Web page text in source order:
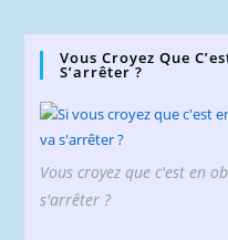
Vous Croyez Que
S’arrêter ?
Vous croyez que c'est en
s'arrêter ?